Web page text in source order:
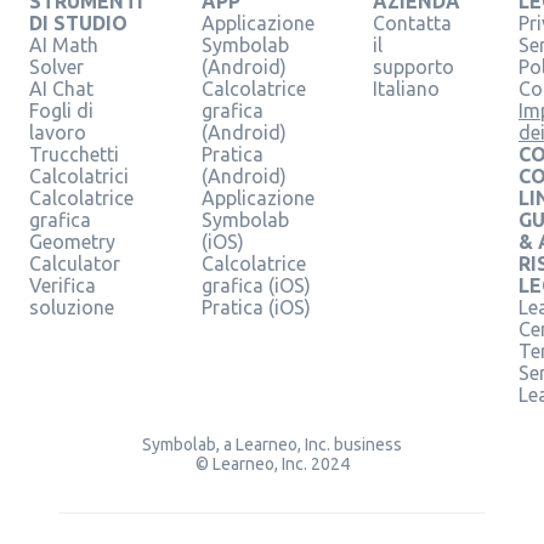
DI STUDIO
AI Math
Solver
AI Chat
Fogli di
lavoro
Trucchetti
Calcolatrici
Calcolatrice
grafica
Geometry
Calculator
Verifica
soluzione
Applicazione
Symbolab
(Android)
Calcolatrice
grafica
(Android)
Pratica
(Android)
Applicazione
Symbolab
(iOS)
Calcolatrice
grafica (iOS)
Pratica (iOS)
Contatta
il
supporto
Italiano
&
Symbolab, a Learneo, Inc. business
© Learneo, Inc. 2024